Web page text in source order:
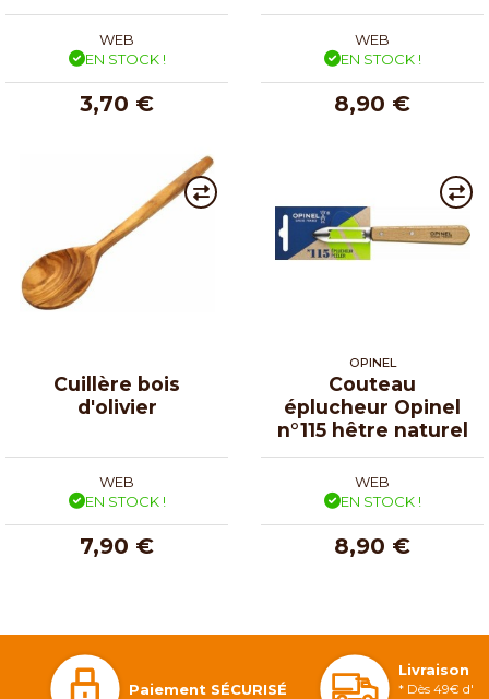
WEB
EN STOCK !
3,70 €
WEB
EN STOCK !
8,90 €
Cuillère bois
d'olivier
WEB
EN STOCK !
7,90 €
OPINEL
Couteau
éplucheur Opinel
n°115 hêtre naturel
WEB
EN STOCK !
8,90 €
Paiement SÉCURISÉ
Livraison
* Dès 49€